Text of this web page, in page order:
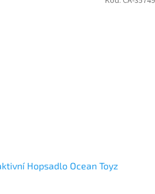
Hopsadlo Ocean Toyz